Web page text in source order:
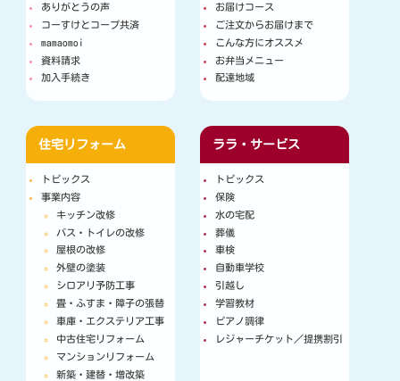
ありがとうの声
コーすけとコープ共済
mamaomoi
資料請求
加入手続き
お届けコース
ご注文からお届けまで
こんな方にオススメ
お弁当メニュー
配達地域
住宅リフォーム
トピックス
事業内容
キッチン改修
バス・トイレの改修
屋根の改修
外壁の塗装
シロアリ予防工事
畳・ふすま・障子の張替
車庫・エクステリア工事
中古住宅リフォーム
マンションリフォーム
新築・建替・増改築
ララ・サービス
トピックス
保険
水の宅配
葬儀
車検
自動車学校
引越し
学習教材
ピアノ調律
レジャーチケット／提携割引